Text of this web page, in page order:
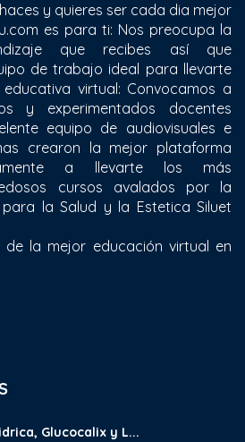
y quieres ser cada dia mejor
es para ti: Nos preocupa la
que recibes así que
de trabajo ideal para llevarte
virtual: Convocamos a
y experimentados docentes
equipo de audiovisuales e
crearon la mejor plataforma
a llevarte los más
cursos avalados por la
para la Salud y la Estetica Siluet
la mejor educación virtual en
Glucocalix y L...